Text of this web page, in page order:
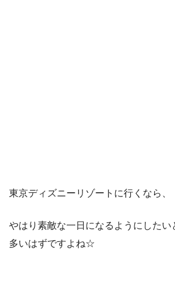
東京ディズニーリゾートに行くなら、
やはり素敵な一日になるようにしたい
多いはずですよね☆